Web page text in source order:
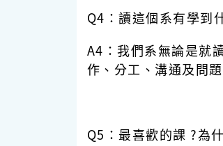
Q4：讀這個系有學到
A4：我們系無論是就
作、分工、溝通及問
Q5：最喜歡的課 ?為